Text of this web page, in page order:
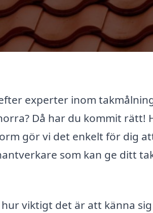
experter inom
Då har du kommit rätt!
gör vi det enkelt för dig
som kan ge ditt
viktigt det är att känna